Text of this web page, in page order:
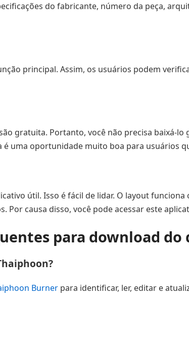
do fabricante, número da peça,
principal. Assim, os usuários podem
gratuita. Portanto, você não precisa baixá-
uma oportunidade muito boa para usuários
útil. Isso é fácil de lidar. O layout
Por causa disso, você pode acessar este
para download
Burner para identificar, ler, editar e